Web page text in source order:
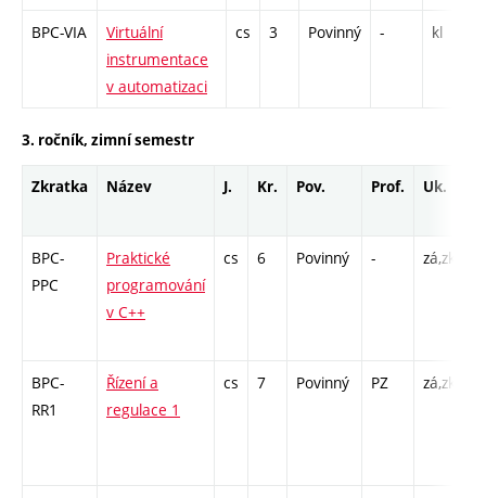
BPC-VIA
Virtuální
instrumentace
v automatizaci
cs 3 Povinný - kl
3. ročník, zimní semestr
Zkratka Název J. Kr. Pov. Prof. Uk.
BPC-
PPC
Praktické
programování
v C++
cs 6 Povinný - zá,zk
BPC-
RR1
Řízení a
regulace 1
cs 7 Povinný PZ zá,zk